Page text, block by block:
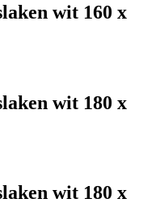
wit 160 x
wit 180 x
wit 180 x